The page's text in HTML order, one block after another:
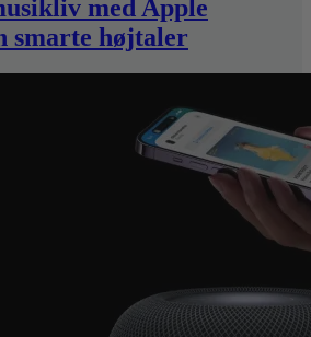
med Apple
smarte højtaler